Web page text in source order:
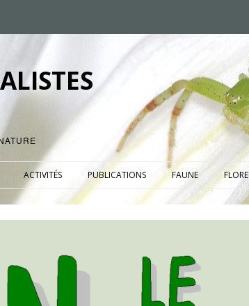
ACTIVITÉS PUBLICATIONS FAUNE FLORE